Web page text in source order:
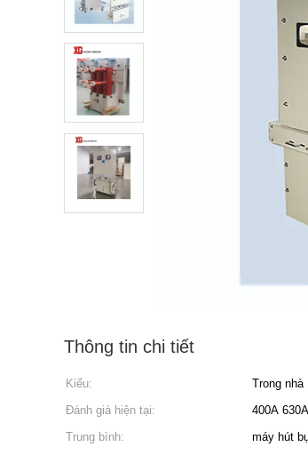
Thông tin chi tiết
Kiểu: Trong nhà
Đánh giá hiện tại:
400A
Trung bình:
máy hút